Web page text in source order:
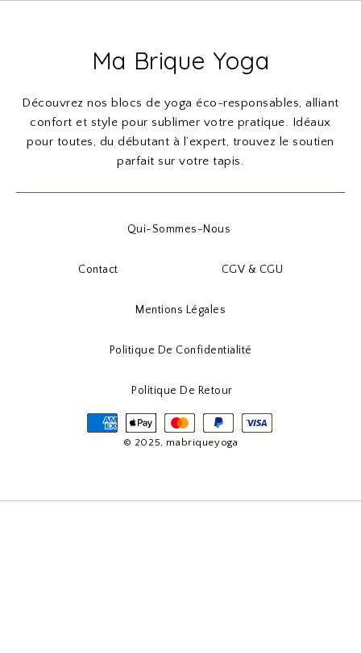
Ma Brique Yoga
Découvrez nos blocs de yoga éco-responsables, alliant
confort et style pour sublimer votre pratique. Idéaux
pour toutes, du débutant à l’expert, trouvez le soutien
parfait sur votre tapis.
Qui-Sommes-Nous
Contact CGV & CGU
Mentions Légales
Politique De Confidentialité
Politique De Retour
© 2025, mabriqueyoga